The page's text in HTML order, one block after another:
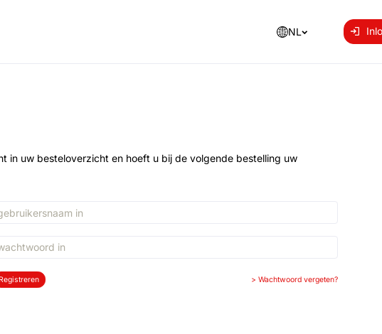
NL
in uw besteloverzicht en hoeft u bij de volgende bestelling uw
Registreren >Wachtwoord vergeten?